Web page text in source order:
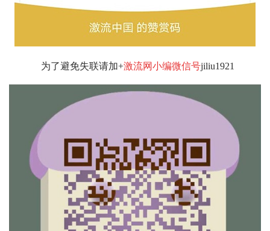
为了避免失联请加+激流网小编微信号jiliu1921